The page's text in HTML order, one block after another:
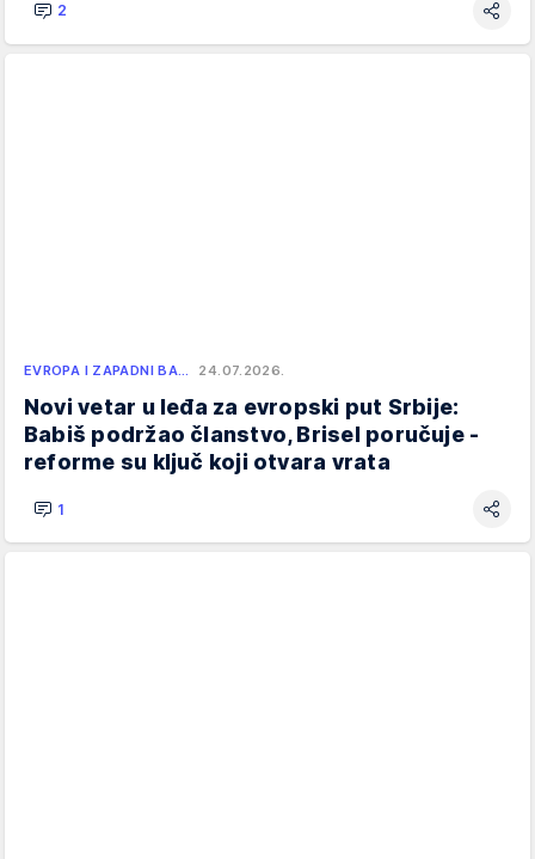
2
EVROPA I ZAPADNI BA… 24.07.2026.
Novi vetar u leđa za evropski put Srbije:
Babiš podržao članstvo, Brisel poručuje -
reforme su ključ koji otvara vrata
1